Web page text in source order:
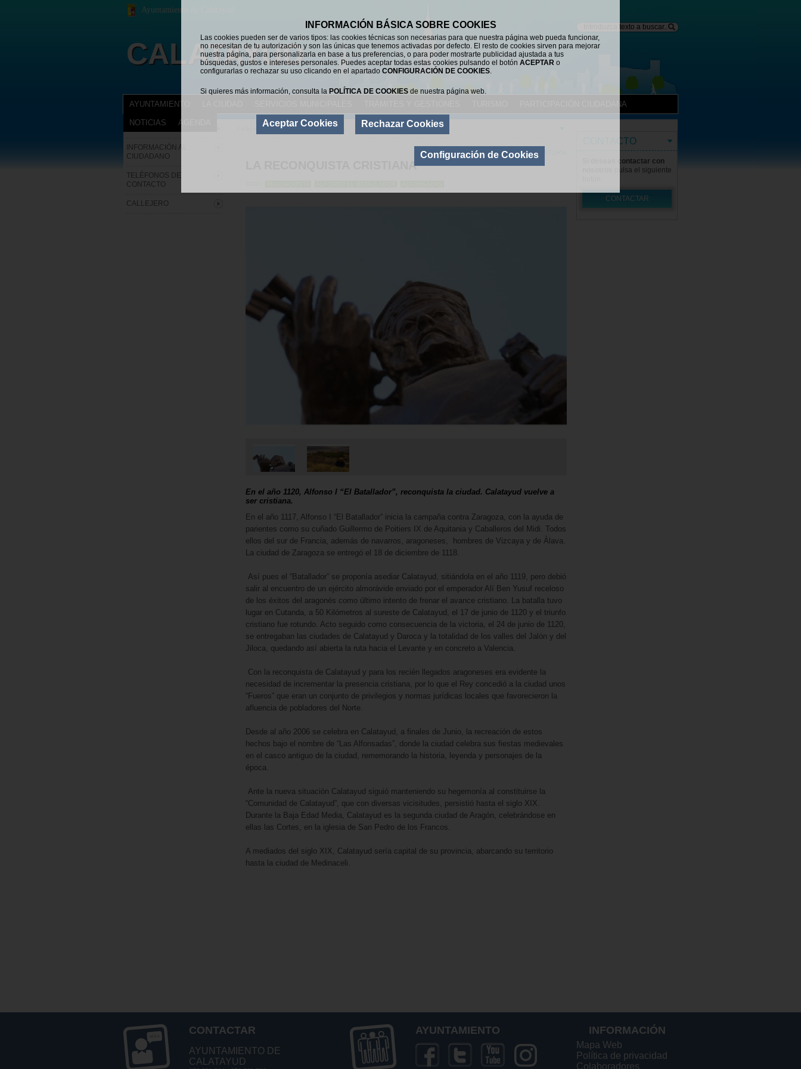
INFORMACIÓN BÁSICA SOBRE COOKIES
Las cookies pueden ser de varios tipos: las cookies técnicas son necesarias para que nuestra página web pueda funcionar,
no necesitan de tu autorización y son las únicas que tenemos activadas por defecto. El resto de cookies sirven para mejorar
nuestra página, para personalizarla en base a tus preferencias, o para poder mostrarte publicidad ajustada a tus
búsquedas, gustos e intereses personales. Puedes aceptar todas estas cookies pulsando el botón ACEPTAR o
configurarlas o rechazar su uso clicando en el apartado CONFIGURACIÓN DE COOKIES.
Si quieres más información, consulta la POLÍTICA DE COOKIES de nuestra página web.
Aceptar Cookies Rechazar Cookies
Configuración de Cookies
LA RECONQUISTA CRISTIANA
En el año 1120, Alfonso I “El Batallador”, reconquista la ciudad. Calatayud vuelve a
ser cristiana.
En el año 1117, Alfonso I “El Batallador” inicia la campaña contra Zaragoza, con la ayuda de
parientes como su cuñado Guillermo de Poitiers IX de Aquitania y Caballeros del Midi. Todos
ellos del sur de Francia, además de navarros, aragoneses, hombres de Vizcaya y de Álava.
La ciudad de Zaragoza se entregó el 18 de diciembre de 1118.
Así pues el “Batallador” se proponía asediar Calatayud, sitiándola en el año 1119, pero debió
salir al encuentro de un ejército almorávide enviado por el emperador Alí Ben Yusuf receloso
de los éxitos del aragonés como último intento de frenar el avance cristiano. La batalla tuvo
lugar en Cutanda, a 50 Kilómetros al sureste de Calatayud, el 17 de junio de 1120 y el triunfo
cristiano fue rotundo. Acto seguido como consecuencia de la victoria, el 24 de junio de 1120,
se entregaban las ciudades de Calatayud y Daroca y la totalidad de los valles del Jalón y del
Jiloca, quedando así abierta la ruta hacia el Levante y en concreto a Valencia.
Con la reconquista de Calatayud y para los recién llegados aragoneses era evidente la
necesidad de incrementar la presencia cristiana, por lo que el Rey concedió a la ciudad unos
“Fueros” que eran un conjunto de privilegios y normas jurídicas locales que favorecieron la
afluencia de pobladores del Norte.
Desde al año 2006 se celebra en Calatayud, a finales de Junio, la recreación de estos
hechos bajo el nombre de “Las Alfonsadas”, donde la ciudad celebra sus fiestas medievales
en el casco antiguo de la ciudad, rememorando la historia, leyenda y personajes de la
época.
Ante la nueva situación Calatayud siguió manteniendo su hegemonía al constituirse la
“Comunidad de Calatayud”, que con diversas vicisitudes, persistió hasta el siglo XIX.
Durante la Baja Edad Media, Calatayud es la segunda ciudad de Aragón, celebrándose en
ellas las Cortes, en la iglesia de San Pedro de los Francos.
A mediados del siglo XIX, Calatayud sería capital de su provincia, abarcando su territorio
hasta la ciudad de Medinaceli.
Estás en:LA CIUDAD > HISTORIA
INFORMACIÓN AL
CIUDADANO
TELÉFONOS DE
CONTACTO
CALLEJERO
CONTACTO
Si deseas contactar con
pulsa el siguiente
CONTACTAR
AYUNTAMIENTO PARTICIPACIÓN CIUDADANA
NOTICIAS AGENDA
Ayuntamiento de Calatayud
CALATAYUD
CONTACTAR
AYUNTAMIENTO DE
CALATAYUD
AYUNTAMIENTO INFORMACIÓN
Mapa Web
Política de privacidad
Colaboradores